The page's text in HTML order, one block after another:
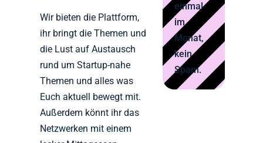
Wir bieten die Plattform,
ihr bringt die Themen und
die Lust auf Austausch
rund um Startup-nahe
Themen und alles was
Euch aktuell bewegt mit.
Außerdem könnt ihr das
Netzwerken mit einem
einmal
im
Monat,
kein
Spam.